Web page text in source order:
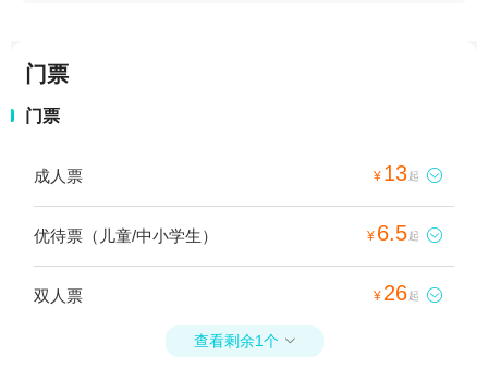
门票
门票
成人票 ¥ 13起 
优待票（儿童/中小学生） ¥ 6.5起 
双人票 ¥ 26起 
查看剩余1个 